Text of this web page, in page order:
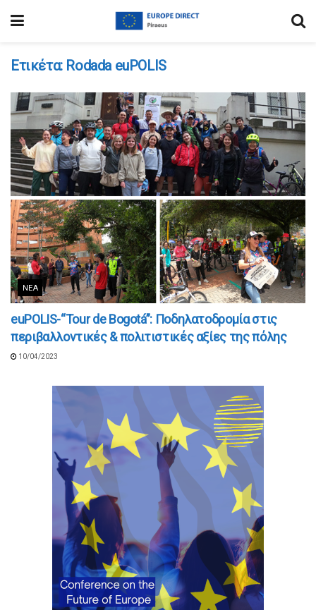
Ετικέτα: Rodada euPOLIS
ΝΈΑ
euPOLIS-“Tour de Bogotá”: Ποδηλατοδρομία στις
περιβαλλοντικές & πολιτιστικές αξίες της πόλης
10/04/2023